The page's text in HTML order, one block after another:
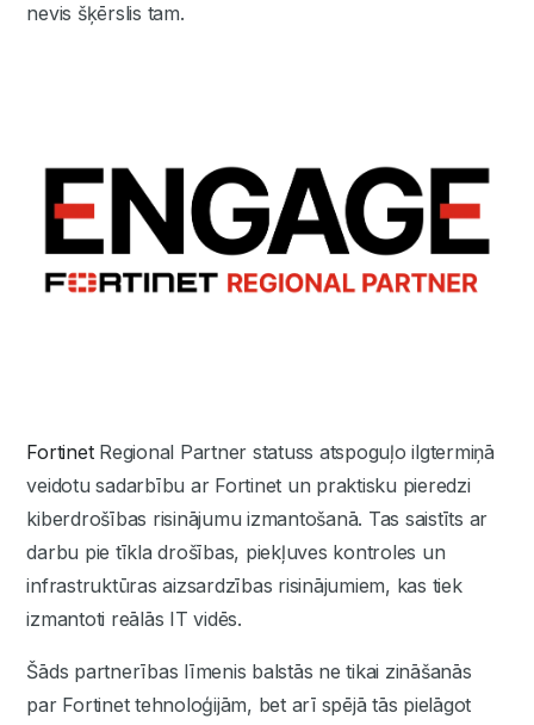
nevis šķērslis tam.
FortinetRegional Partner statuss atspoguļo ilgtermiņā
veidotu sadarbību ar Fortinet un praktisku pieredzi
kiberdrošības risinājumu izmantošanā. Tas saistīts ar
darbu pie tīkla drošības, piekļuves kontroles un
infrastruktūras aizsardzības risinājumiem, kas tiek
izmantoti reālās IT vidēs.
Šāds partnerības līmenis balstās ne tikai zināšanās
par Fortinet tehnoloģijām, bet arī spējā tās pielāgot